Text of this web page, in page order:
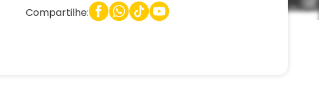
Compartilhe: